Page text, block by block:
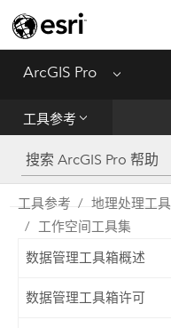
ArcGIS Pro Menu
工具参考
工具参考
Python
SDK
工具参考 地理处理工具
工作空间工具集
数据管理工具箱概述
数据管理工具箱许可